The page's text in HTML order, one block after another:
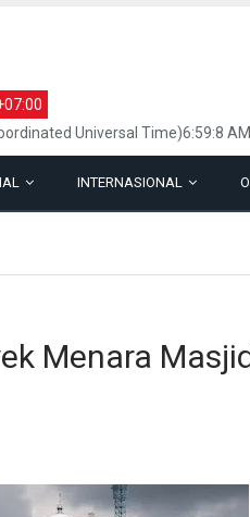
Universal Time)6:59:8 AM
INTERNASIONAL
Menara